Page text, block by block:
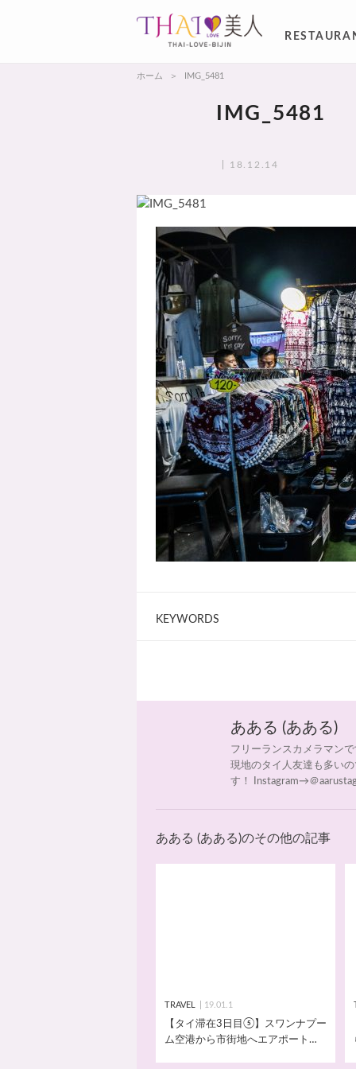
ホーム IMG_5481
IMG_5481
18.12.14
KEYWORDS
あある (あある)
フリーランスカメラマン
現地のタイ人友達も多い
す！ Instagram→＠
あある (あある)のその他の記事
TRAVEL 19.01.1
【タイ滞在3日目⑤】スワンナプー
ム空港から市街地へエアポートリ